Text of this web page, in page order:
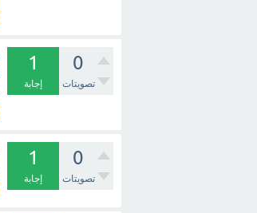
0
تصويتات
1
إجابة
0
تصويتات
1
إجابة